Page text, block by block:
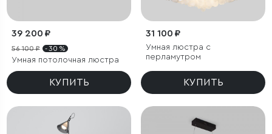
39 200 ₽
56 100 ₽ - 30 %
Умная потолочная люстра
КУПИТЬ
31 100 ₽
Умная люстра с
перламутром
КУПИТЬ